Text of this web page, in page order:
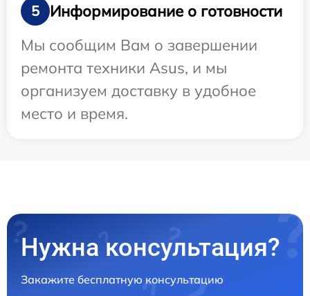
5
Информирование о готовности
Мы сообщим Вам о завершении
ремонта техники Asus, и мы
организуем доставку в удобное
место и время.
Нужна консультация?
Закажите бесплатную консультацию